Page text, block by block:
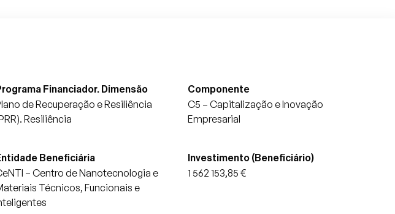
Financiador. Dimensão
de Recuperação e Resiliência
Resiliência
Componente
C5 – Capitalização e Inovação
Empresarial
Beneficiária
– Centro de Nanotecnologia e
Técnicos, Funcionais e
Investimento (Beneficiário)
1 562 153,85 €